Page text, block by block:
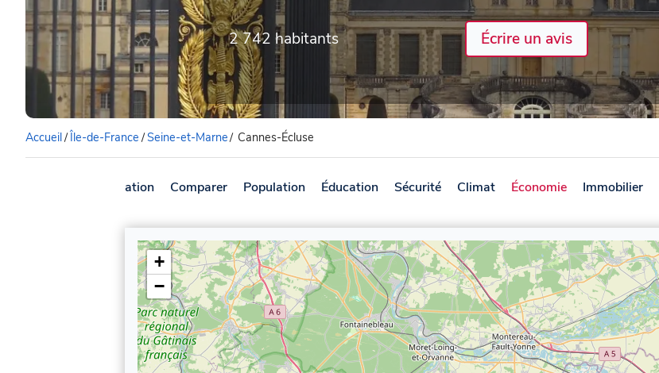
2 742 habitants Écrire un avis
Accueil/ Île-de-France/Seine-et-Marne/ Cannes-Écluse
Présentation Comparer Population Éducation Sécurité Climat Économie Immobilier
+
−